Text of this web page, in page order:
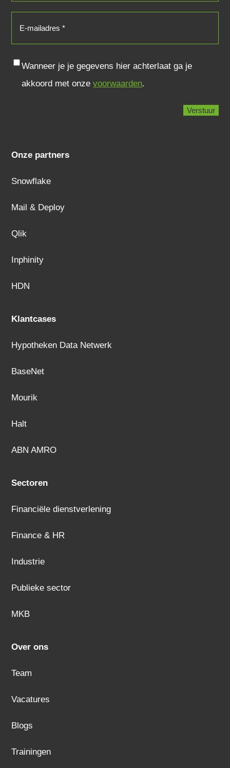
Consent
Wanneer je je gegevens hier achterlaat ga je
akkoord met onzevoorwaarden.
Onze partners
Snowflake
Mail & Deploy
Qlik
Inphinity
HDN
Klantcases
Hypotheken Data Netwerk
BaseNet
Mourik
Halt
ABN AMRO
Sectoren
Financiële dienstverlening
Finance & HR
Industrie
Publieke sector
MKB
Over ons
Team
Vacatures
Blogs
Trainingen